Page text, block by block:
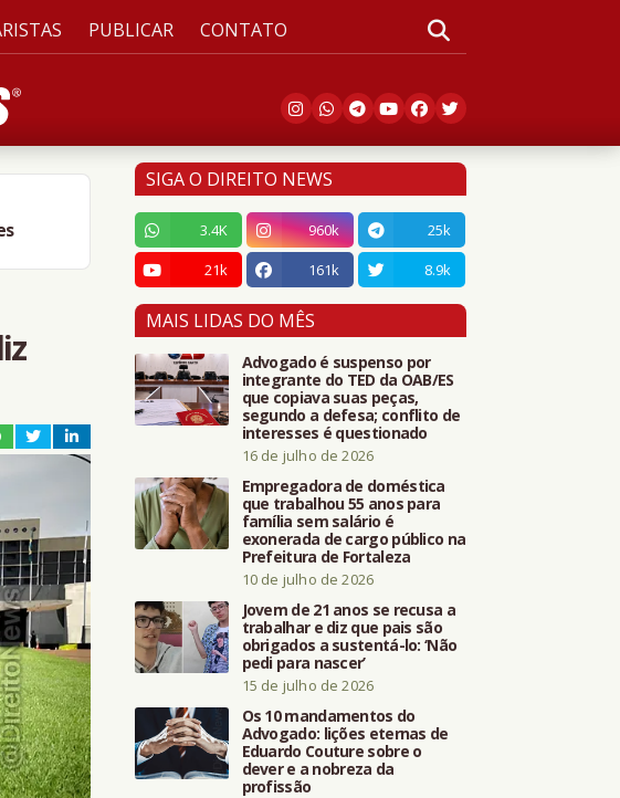
PUBLICAR CONTATO
SIGA O DIREITO NEWS
3.4K 960k
25k
21k
161k 8.9k
MAIS LIDAS DO MÊS
Advogado é suspenso por
integrante do TED da OAB/ES
que copiava suas peças,
segundo a defesa; conflito de
interesses é questionado
16 de julho de 2026
Empregadora de doméstica
que trabalhou 55 anos para
família sem salário é
exonerada de cargo público na
Prefeitura de Fortaleza
10 de julho de 2026
Jovem de 21 anos se recusa a
trabalhar e diz que pais são
obrigados a sustentá-lo: ‘Não
pedi para nascer’
15 de julho de 2026
Os 10 mandamentos do
Advogado: lições eternas de
Eduardo Couture sobre o
dever e a nobreza da
profissão